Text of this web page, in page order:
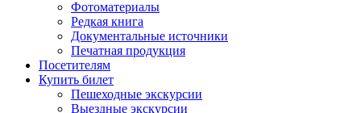
Фотоматериалы
Редкая книга
Документальные источники
Печатная продукция
Посетителям
Купить билет
Пешеходные экскурсии
Выездные экскурсии